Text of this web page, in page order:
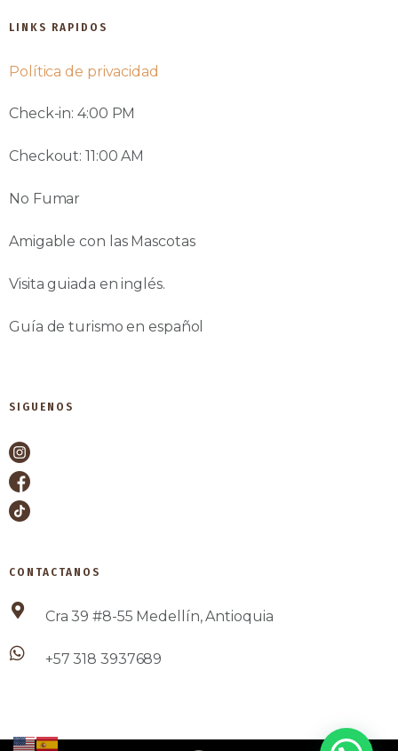
LINKS RAPIDOS
Política de privacidad
Check-in: 4:00 PM
Checkout: 11:00 AM
No Fumar
Amigable con las Mascotas
Visita guiada en inglés.
Guía de turismo en español
SIGUENOS
CONTACTANOS
Cra 39 #8-55 Medellín, Antioquia
+57 318 3937689